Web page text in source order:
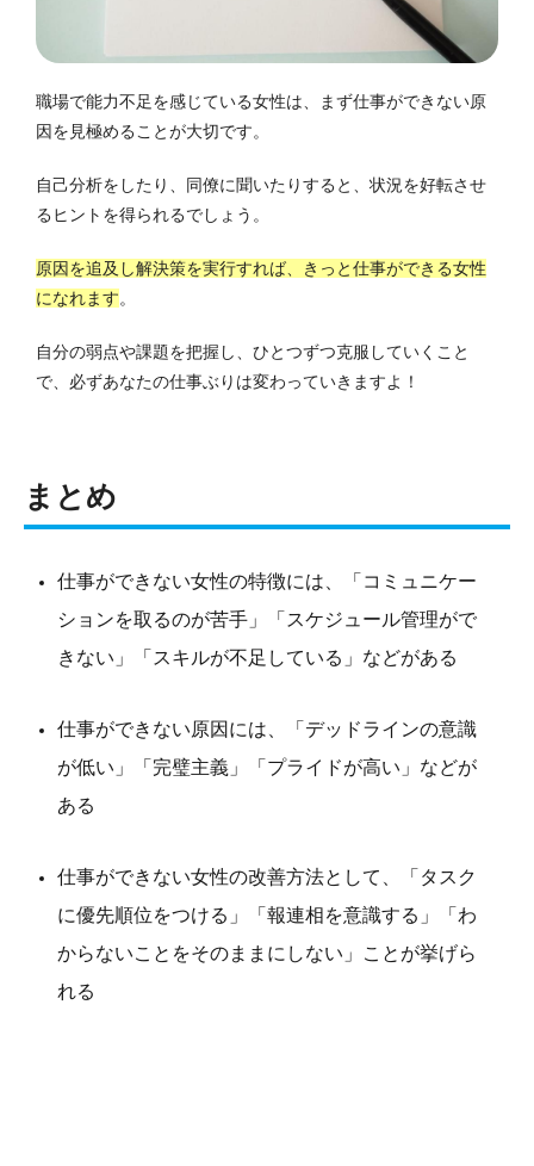
職場で能力不足を感じている女性は、まず仕事ができない原
因を見極めることが大切です。
自己分析をしたり、同僚に聞いたりすると、状況を好転させ
るヒントを得られるでしょう。
原因を追及し解決策を実行すれば、きっと仕事ができる女性
になれます。
自分の弱点や課題を把握し、ひとつずつ克服していくこと
で、必ずあなたの仕事ぶりは変わっていきますよ！
まとめ
仕事ができない女性の特徴には、「コミュニケー
ションを取るのが苦手」「スケジュール管理がで
きない」「スキルが不足している」などがある
仕事ができない原因には、「デッドラインの意識
が低い」「完璧主義」「プライドが高い」などが
ある
仕事ができない女性の改善方法として、「タスク
に優先順位をつける」「報連相を意識する」「わ
からないことをそのままにしない」ことが挙げら
れる